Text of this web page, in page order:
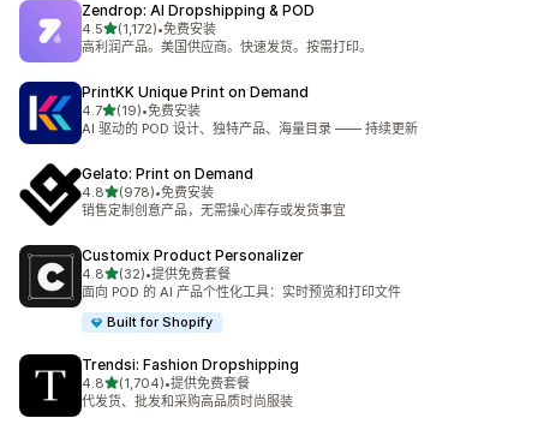
Zendrop: AI Dropshipping & POD
4.5星（满分 5 星）
(1,172)
总共 1172 条评论
•免费安装
高利润产品。美国供应商。快速发货。按需打印。
PrintKK Unique Print on Demand
4.7星（满分 5 星）
(19)
总共 19 条评论
•免费安装
AI 驱动的 POD 设计、独特产品、海量目录 —— 持续更新
Gelato: Print on Demand
4.8星（满分 5 星）
(978)
总共 978 条评论
•免费安装
销售定制创意产品，无需操心库存或发货事宜
Customix Product Personalizer
4.8星（满分 5 星）
(32)
总共 32 条评论
•提供免费套餐
面向 POD 的 AI 产品个性化工具：实时预览和打印文件
Built for Shopify
Trendsi: Fashion Dropshipping
4.8星（满分 5 星）
(1,704)
总共 1704 条评论
•提供免费套餐
代发货、批发和采购高品质时尚服装